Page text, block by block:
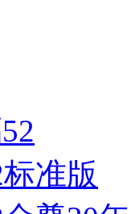
准版